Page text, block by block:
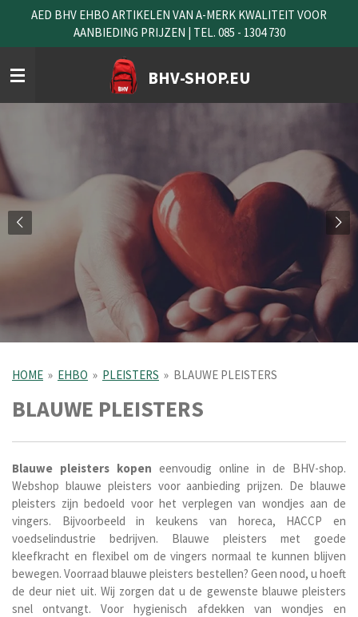
naar
de
hoofdinhoud
BHV-SHOP.EU
AED BHV EHBO ARTIKELEN VAN A-MERK KWALITEIT VOOR
AANBIEDING PRIJZEN | TEL. 085 - 1304 730
HOME » EHBO » PLEISTERS » BLAUWE PLEISTERS
BLAUWE PLEISTERS
Blauwe pleisters kopen eenvoudig online in de BHV-shop.
Webshop blauwe pleisters voor aanbieding prijzen. De blauwe
pleisters zijn bedoeld voor het verplegen van wondjes aan de
vingers. Bijvoorbeeld in keukens van horeca, HACCP en
voedselindustrie bedrijven. Blauwe pleisters met goede
kleefkracht en flexibel om de vingers normaal te kunnen blijven
bewegen. Voorraad blauwe pleisters bestellen? Geen nood, u hoeft
de deur niet uit. Wij zorgen dat u de gewenste blauwe pleisters
snel ontvangt. Voor hygienisch afdekken van wondjes en